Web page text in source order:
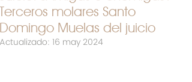
Terceros molares Santo
Domingo Muelas del juicio
Actualizado: 16 may 2024